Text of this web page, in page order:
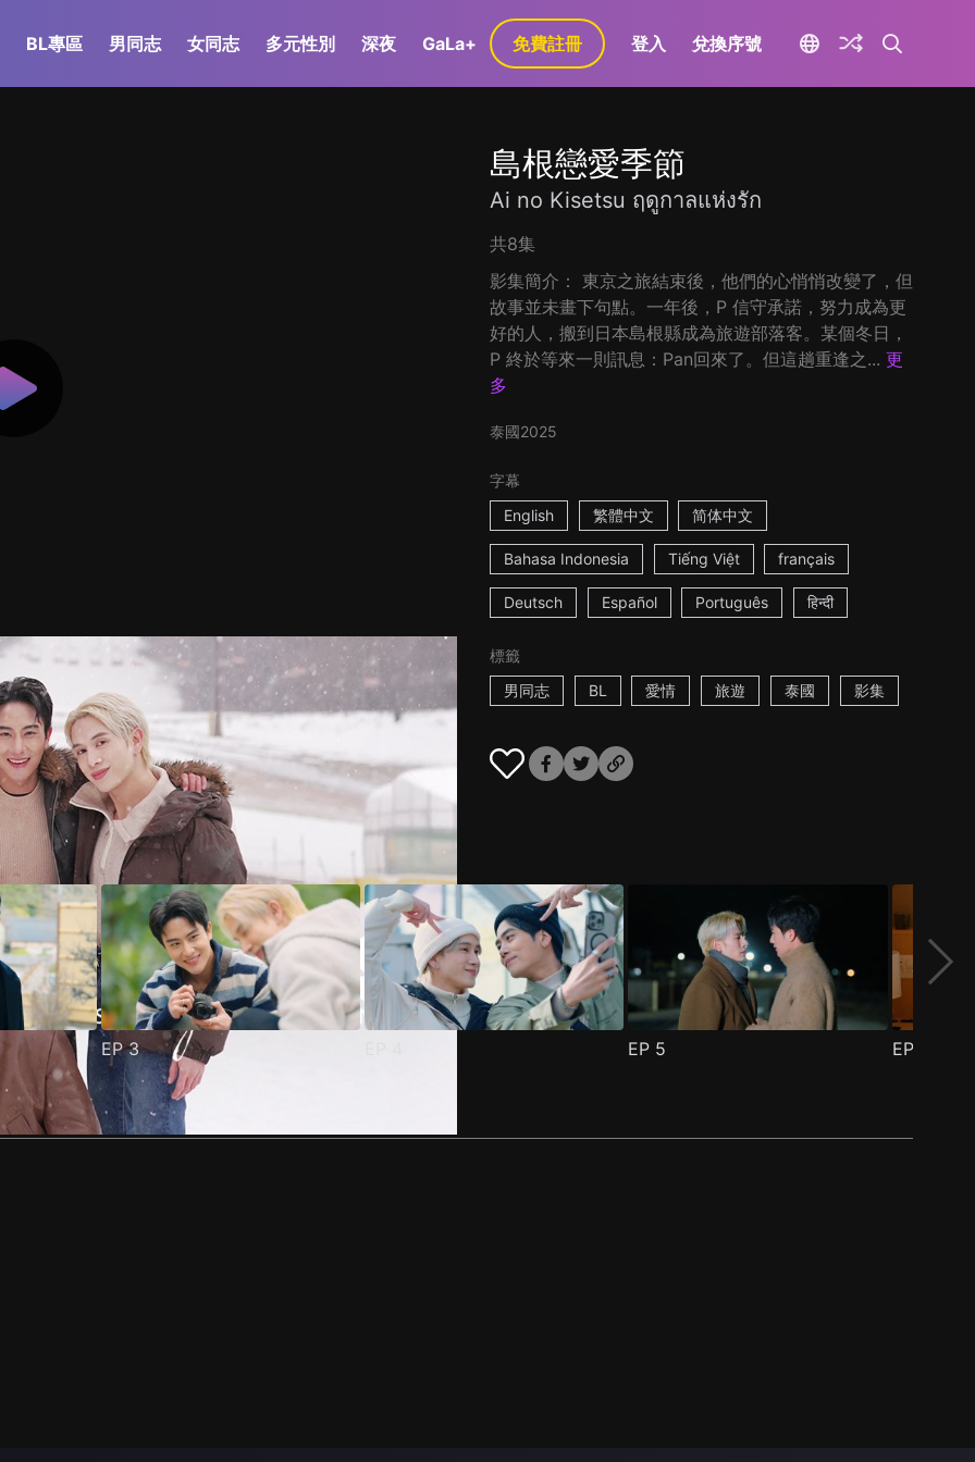
BL專區 男同志 女同志 多元性別 深夜 GaLa+ 免費註冊 登入 兌換序號
島根戀愛季節
Ai no Kisetsu ฤดูกาลแห่งรัก
共8集
影集簡介： 東京之旅結束後，他們的心悄悄改變了，但
故事並未畫下句點。一年後，P 信守承諾，努力成為更
好的人，搬到日本島根縣成為旅遊部落客。某個冬日，
P 終於等來一則訊息：Pan回來了。但這趟重逢之... 更
多
泰國2025
字幕
English
繁體中文 简体中文
Bahasa Indonesia Tiếng Việt français
Deutsch Español Português हिन्दी
標籤
男同志
BL 愛情 旅遊 泰國 影集
EP3 EP 5 EP